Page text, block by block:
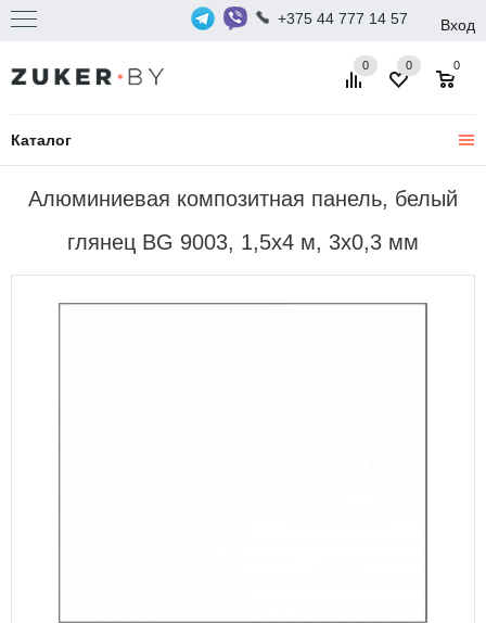
+375 44 777 14 57 Вход
Каталог
0 0
0
Алюминиевая композитная панель, белый
глянец BG 9003, 1,5х4 м, 3х0,3 мм